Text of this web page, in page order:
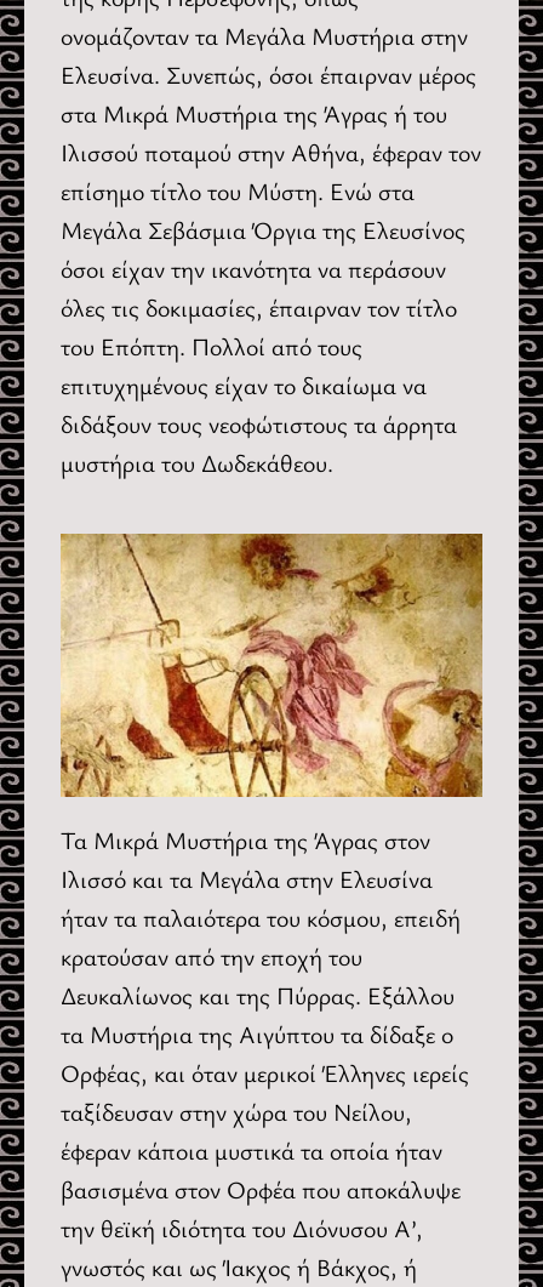
ονομάζονταν τα Μεγάλα Μυστήρια στην
Ελευσίνα. Συνεπώς, όσοι έπαιρναν μέρος
στα Μικρά Μυστήρια της Άγρας ή του
Ιλισσού ποταμού στην Αθήνα, έφεραν τον
επίσημο τίτλο του Μύστη. Ενώ στα
Μεγάλα Σεβάσμια Όργια της Ελευσίνος
όσοι είχαν την ικανότητα να περάσουν
όλες τις δοκιμασίες, έπαιρναν τον τίτλο
του Επόπτη. Πολλοί από τους
επιτυχημένους είχαν το δικαίωμα να
διδάξουν τους νεοφώτιστους τα άρρητα
μυστήρια του Δωδεκάθεου.
Τα Μικρά Μυστήρια της Άγρας στον
Ιλισσό και τα Μεγάλα στην Ελευσίνα
ήταν τα παλαιότερα του κόσμου, επειδή
κρατούσαν από την εποχή του
Δευκαλίωνος και της Πύρρας. Εξάλλου
τα Μυστήρια της Αιγύπτου τα δίδαξε ο
Ορφέας, και όταν μερικοί Έλληνες ιερείς
ταξίδευσαν στην χώρα του Νείλου,
έφεραν κάποια μυστικά τα οποία ήταν
βασισμένα στον Ορφέα που αποκάλυψε
την θεϊκή ιδιότητα του Διόνυσου Α’,
γνωστός και ως Ίακχος ή Βάκχος, ή